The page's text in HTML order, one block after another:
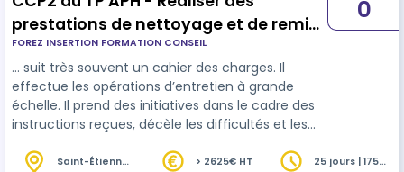
prestations de nettoyage et de remise
en état mécanisés - RNCP37872BC02
FOREZ INSERTION FORMATION CONSEIL
… suit très souvent un cahier des charges. Il
effectue les opérations d’entretien à grande
échelle. Il prend des initiatives dans le cadre des
instructions reçues, décèle les difficultés et les
hygièneassure des prestations de nettoyage
0
Saint-Étienne
> 2625€ HT
25 jours | 175